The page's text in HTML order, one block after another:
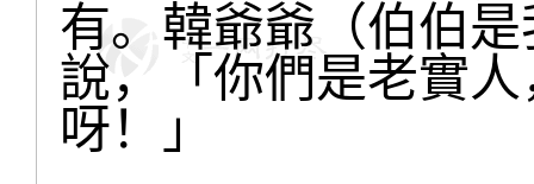
有。韓爺爺（伯伯
說，「你們是老實
呀！」